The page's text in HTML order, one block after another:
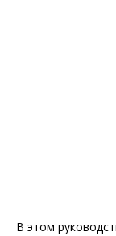
В этом